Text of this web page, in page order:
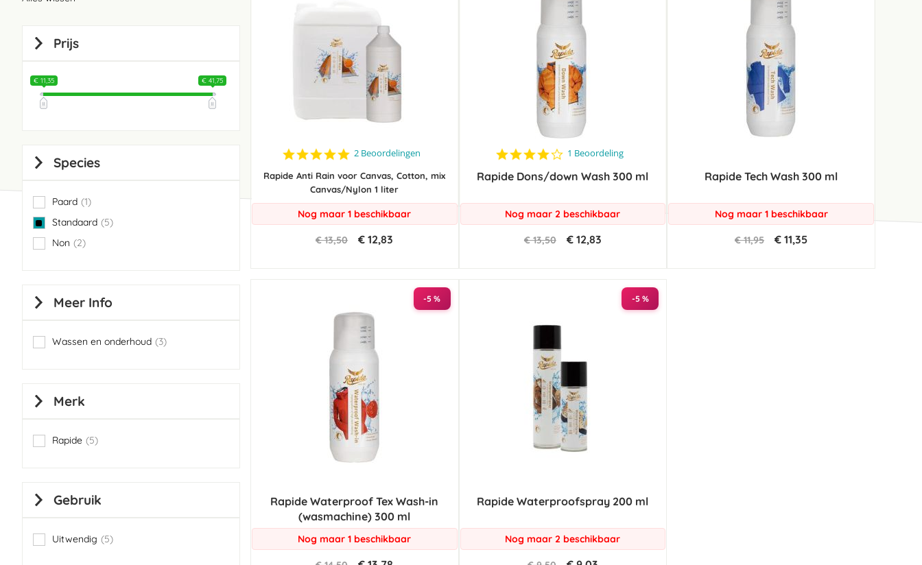
5.0
rating
2 Beoordelingen
Rapide Anti Rain voor Canvas, Cotton, mix
Canvas/Nylon 1 liter
Nog maar 1 beschikbaar
€ 13,50 € 12,83
4.0
rating
1 Beoordeling
Rapide Dons/down Wash 300 ml
Nog maar 2 beschikbaar
€ 13,50 € 12,83
Rapide Tech Wash 300 ml
Nog maar 1 beschikbaar
€ 11,95 € 11,35
-5 %
Rapide Waterproof Tex Wash-in
(wasmachine) 300 ml
Nog maar 1 beschikbaar
-5 %
Rapide Waterproofspray 200 ml
Nog maar 2 beschikbaar
Prijs
€ 11,35 € 41,75
Species
Paard 1
item
Standaard
5
items
Non
2
items
Meer Info
Wassen en onderhoud 3
items
Merk
Rapide 5
items
Gebruik
Uitwendig 5
items